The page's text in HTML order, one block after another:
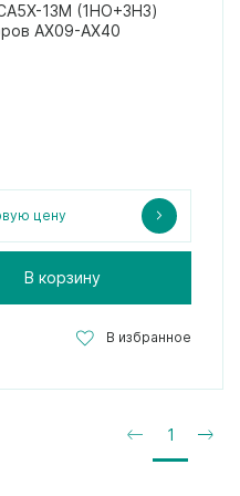
13M (1НО+3НЗ)
AX09-AX40
цену
В корзину
В избранное
1